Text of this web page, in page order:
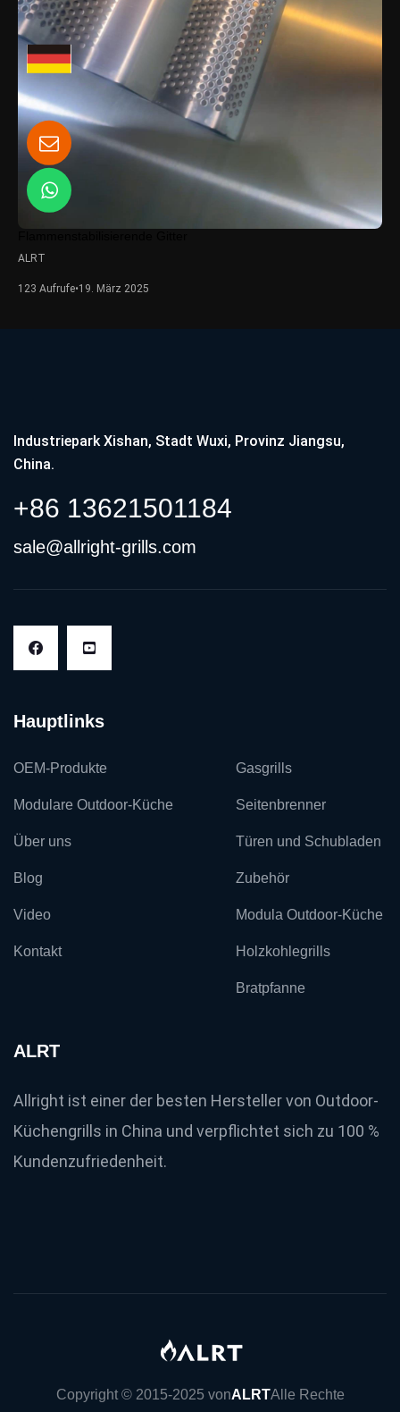
ALRT
123 Aufrufe•19. März 2025
Industriepark Xishan, Stadt Wuxi, Provinz Jiangsu,
China.
+86 13621501184
sale@allright-grills.com
Hauptlinks
OEM-Produkte
Modulare Outdoor-Küche
Über uns
Blog
Video
Kontakt
Gasgrills
Seitenbrenner
Türen und Schubladen
Zubehör
Modula Outdoor-Küche
Holzkohlegrills
Bratpfanne
ALRT
Allright ist einer der besten Hersteller von Outdoor-
Küchengrills in China und verpflichtet sich zu 100 %
Kundenzufriedenheit.
Copyright © 2015-2025 vonALRTAlle Rechte